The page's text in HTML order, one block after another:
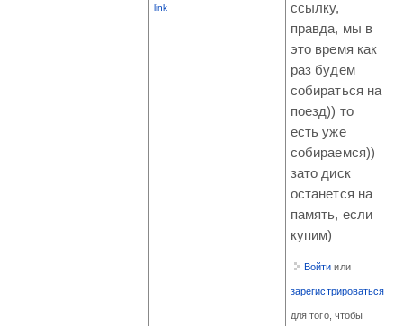
link
ссылку,
правда, мы в
это время как
раз будем
собираться на
поезд)) то
есть уже
собираемся))
зато диск
останется на
память, если
купим)
Войти или
зарегистрироваться
для того, чтобы